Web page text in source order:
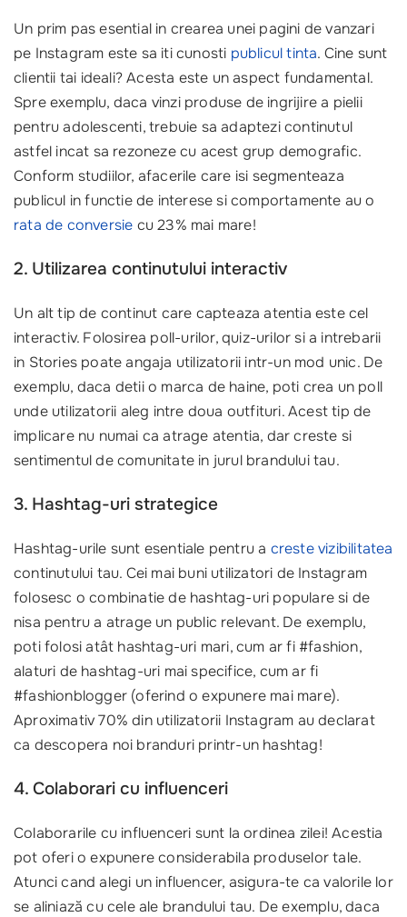
Un prim pas esential in crearea unei pagini de vanzari
pe Instagram este sa iti cunosti publicul tinta. Cine sunt
clientii tai ideali? Acesta este un aspect fundamental.
Spre exemplu, daca vinzi produse de ingrijire a pielii
pentru adolescenti, trebuie sa adaptezi continutul
astfel incat sa rezoneze cu acest grup demografic.
Conform studiilor, afacerile care isi segmenteaza
publicul in functie de interese si comportamente au o
rata de conversie cu 23% mai mare!
2. Utilizarea continutului interactiv
Un alt tip de continut care capteaza atentia este cel
interactiv. Folosirea poll-urilor, quiz-urilor si a intrebarii
in Stories poate angaja utilizatorii intr-un mod unic. De
exemplu, daca detii o marca de haine, poti crea un poll
unde utilizatorii aleg intre doua outfituri. Acest tip de
implicare nu numai ca atrage atentia, dar creste si
sentimentul de comunitate in jurul brandului tau.
3. Hashtag-uri strategice
Hashtag-urile sunt esentiale pentru a creste vizibilitatea
continutului tau. Cei mai buni utilizatori de Instagram
folosesc o combinatie de hashtag-uri populare si de
nisa pentru a atrage un public relevant. De exemplu,
poti folosi atât hashtag-uri mari, cum ar fi #fashion,
alaturi de hashtag-uri mai specifice, cum ar fi
#fashionblogger (oferind o expunere mai mare).
Aproximativ 70% din utilizatorii Instagram au declarat
ca descopera noi branduri printr-un hashtag!
4. Colaborari cu influenceri
Colaborarile cu influenceri sunt la ordinea zilei! Acestia
pot oferi o expunere considerabila produselor tale.
Atunci cand alegi un influencer, asigura-te ca valorile lor
se aliniază cu cele ale brandului tau. De exemplu, daca